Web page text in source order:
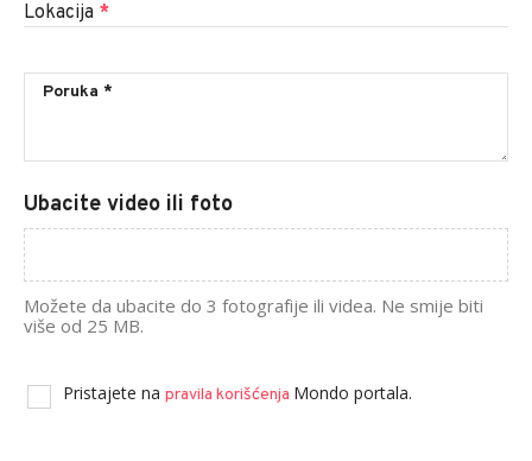
Lokacija *
Ubacite video ili foto
Možete da ubacite do 3 fotografije ili videa. Ne smije biti
više od 25 MB.
Pristajete na pravila korišćenja Mondo portala.